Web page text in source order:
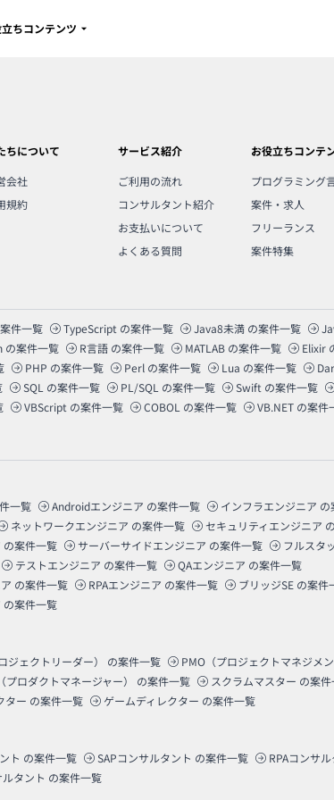
ちコンテンツ
ちについて
会社
規約
サービス紹介
ご利用の流れ
コンサルタント紹介
お支払いについて
よくある質問
お役立ちコンテ
プログラミング
案件・求人
フリーランス
案件特集
件一覧 TypeScript の案件一覧 Java8未満 の案件一覧
の案件一覧 R言語 の案件一覧 MATLAB の案件一覧 Elixir
PHP の案件一覧 Perl の案件一覧 Lua の案件一覧
SQL の案件一覧 PL/SQL の案件一覧 Swift の案件一覧
VBScript の案件一覧 COBOL の案件一覧 VB.NET の案件
一覧 Androidエンジニア の案件一覧 インフラエンジニア の
ネットワークエンジニア の案件一覧 セキュリティエンジニア
の案件一覧 サーバーサイドエンジニア の案件一覧 フルスタ
テストエンジニア の案件一覧 QAエンジニア の案件一覧
の案件一覧 RPAエンジニア の案件一覧 ブリッジSE の案件
の案件一覧
ジェクトリーダー） の案件一覧 PMO（プロジェクトマネジメン
プロダクトマネージャー） の案件一覧 スクラムマスター の案
ター の案件一覧 ゲームディレクター の案件一覧
ト の案件一覧 SAPコンサルタント の案件一覧 RPAコンサ
タント の案件一覧